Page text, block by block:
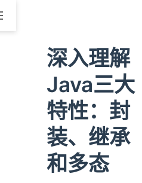
深入理解
Java三大
特性：封
装、继承
和多态